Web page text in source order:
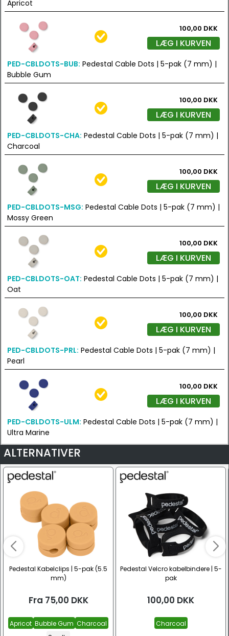
Apricot
100,00 DKK
LÆG I KURVEN
PED-CBLDOTS-BUB: Pedestal Cable Dots | 5-pak (7 mm) |
Bubble Gum
100,00 DKK
LÆG I KURVEN
PED-CBLDOTS-CHA: Pedestal Cable Dots | 5-pak (7 mm) |
Charcoal
100,00 DKK
LÆG I KURVEN
PED-CBLDOTS-MSG: Pedestal Cable Dots | 5-pak (7 mm) |
Mossy Green
100,00 DKK
LÆG I KURVEN
PED-CBLDOTS-OAT: Pedestal Cable Dots | 5-pak (7 mm) |
Oat
100,00 DKK
LÆG I KURVEN
PED-CBLDOTS-PRL: Pedestal Cable Dots | 5-pak (7 mm) |
Pearl
100,00 DKK
LÆG I KURVEN
PED-CBLDOTS-ULM: Pedestal Cable Dots | 5-pak (7 mm) |
Ultra Marine
ALTERNATIVER
Pedestal Kabelclips | 5-pak (5.5
mm)
Fra 75,00 DKK
Apricot Bubble Gum Charcoal
Pedestal Velcro kabelbindere | 5-
pak
100,00 DKK
Charcoal